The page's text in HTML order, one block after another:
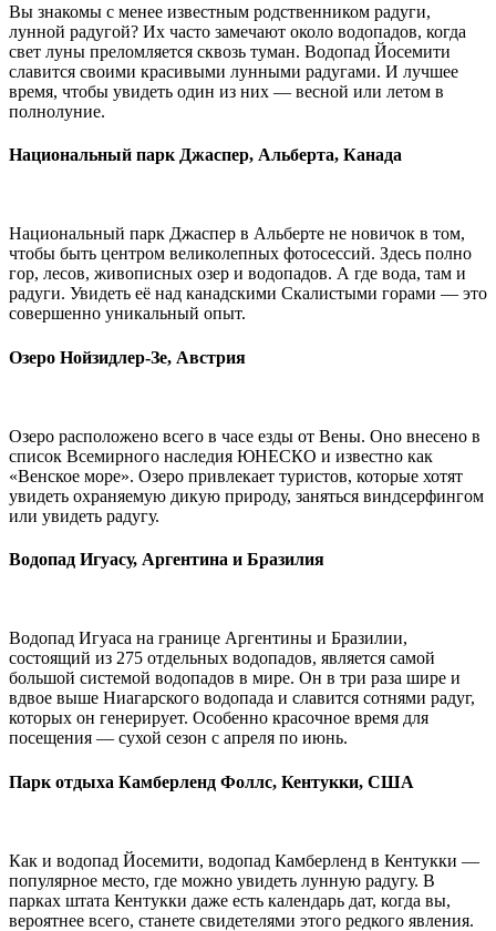
Вы знакомы с менее известным родственником радуги,
лунной радугой? Их часто замечают около водопадов, когда
свет луны преломляется сквозь туман. Водопад Йосемити
славится своими красивыми лунными радугами. И лучшее
время, чтобы увидеть один из них — весной или летом в
полнолуние.
Национальный парк Джаспер, Альберта, Канада
Национальный парк Джаспер в Альберте не новичок в том,
чтобы быть центром великолепных фотосессий. Здесь полно
гор, лесов, живописных озер и водопадов. А где вода, там и
радуги. Увидеть её над канадскими Скалистыми горами — это
совершенно уникальный опыт.
Озеро Нойзидлер-Зе, Австрия
Озеро расположено всего в часе езды от Вены. Оно внесено в
список Всемирного наследия ЮНЕСКО и известно как
«Венское море». Озеро привлекает туристов, которые хотят
увидеть охраняемую дикую природу, заняться виндсерфингом
или увидеть радугу.
Водопад Игуасу, Аргентина и Бразилия
Водопад Игуаса на границе Аргентины и Бразилии,
состоящий из 275 отдельных водопадов, является самой
большой системой водопадов в мире. Он в три раза шире и
вдвое выше Ниагарского водопада и славится сотнями радуг,
которых он генерирует. Особенно красочное время для
посещения — сухой сезон с апреля по июнь.
Парк отдыха Камберленд Фоллс, Кентукки, США
Как и водопад Йосемити, водопад Камберленд в Кентукки —
популярное место, где можно увидеть лунную радугу. В
парках штата Кентукки даже есть календарь дат, когда вы,
вероятнее всего, станете свидетелями этого редкого явления.